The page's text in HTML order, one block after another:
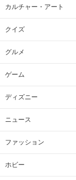
カルチャー・アート
クイズ
グルメ
ゲーム
ディズニー
ニュース
ファッション
ホビー